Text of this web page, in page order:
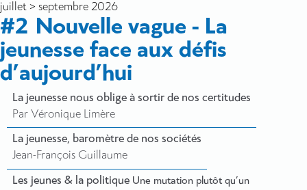
juillet > septembre 2026
#2 Nouvelle vague - La
jeunesse face aux défis
d’aujourd’hui
La jeunesse nous oblige à sortir de nos certitudes
Par Véronique Limère
La jeunesse, baromètre de nos sociétés
Jean-François Guillaume
Les jeunes & la politique Une mutation plutôt qu’un